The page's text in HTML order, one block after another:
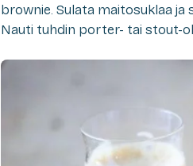
brownie. Sulata maitosuklaa
Nauti tuhdin porter- tai stout-